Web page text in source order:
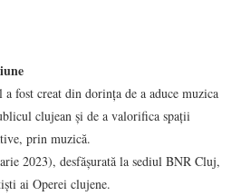
fost creat din dorința de a aduce muzica
clujean și de a valorifica spații
prin muzică.
2023), desfășurată la sediul BNR Cluj,
ai Operei clujene.